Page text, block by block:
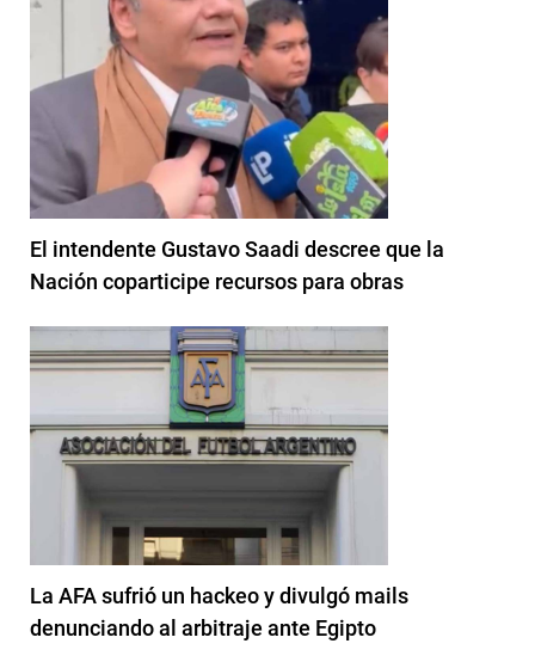
El intendente Gustavo Saadi descree que la
Nación coparticipe recursos para obras
La AFA sufrió un hackeo y divulgó mails
denunciando al arbitraje ante Egipto